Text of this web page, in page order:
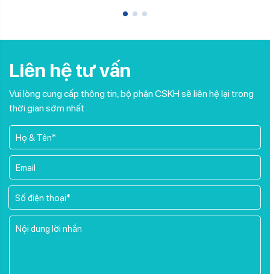
Liên hệ tư vấn
Vui lòng cung cấp thông tin, bộ phận CSKH sẽ liên hệ lại trong
thời gian sớm nhất